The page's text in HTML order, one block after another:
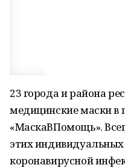
23 города и района
медицинские маски в
«МаскаВПомощь».
этих
коронавирусной